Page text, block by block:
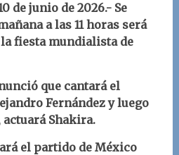
de juniode 2026.- Se
a las 11 horas será
fiesta mundialista de
que cantará el
Fernández y luego
Shakira.
el partido de México